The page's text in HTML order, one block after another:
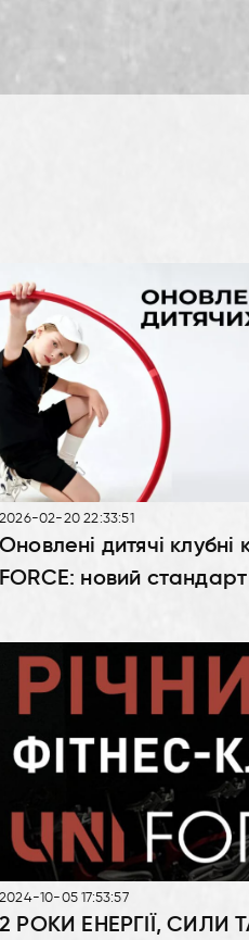
2026-02-20 22:33:51
Оновлені дитячі клубні
FORCE: новий
2024-10-05 17:53:57
2 РОКИ ЕНЕРГІЇ, СИЛИ